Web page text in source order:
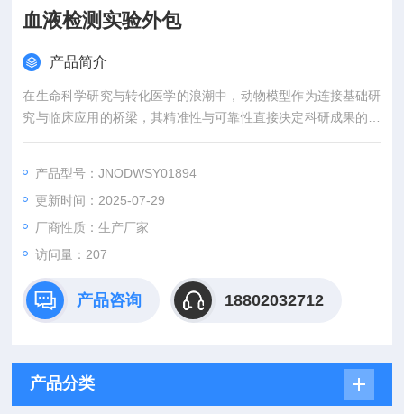
血液检测实验外包
产品简介
在生命科学研究与转化医学的浪潮中，动物模型作为连接基础研
究与临床应用的桥梁，其精准性与可靠性直接决定科研成果的价
值。吉奥蓝图（JENNIO-LAB）深耕生物医学领域十余载，凭借
机构、药企及医疗机构提供覆盖动物模型构建、药效评价、数据
分析与成果转化的一站式解决方案，助力客户突破科研瓶颈，加
速创新成果落地。
产品型号：JNODWSY01894
更新时间：2025-07-29
厂商性质：生产厂家
访问量：207
产品咨询 18802032712
产品分类